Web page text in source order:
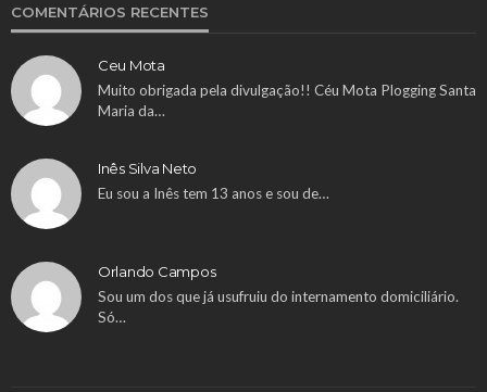
COMENTÁRIOS RECENTES
Ceu Mota
Muito obrigada pela divulgação!! Céu Mota Plogging Santa
Maria da…
Inês Silva Neto
Eu sou a Inês tem 13 anos e sou de…
Orlando Campos
Sou um dos que já usufruiu do internamento domiciliário.
Só…